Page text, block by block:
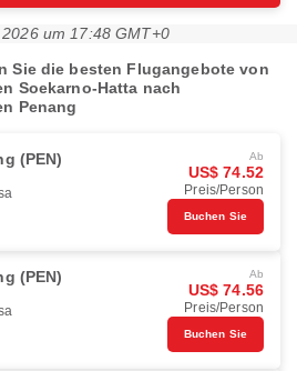
um 17:48 GMT+0
Sie die besten Flugangebote von
Soekarno-Hatta nach
Penang
(PEN) Ab
US$ 74.52
Preis/Person
Buchen Sie
(PEN) Ab
US$ 74.56
Preis/Person
Buchen Sie